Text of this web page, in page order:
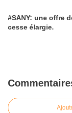
#SANY: une offre
cesse élargie.